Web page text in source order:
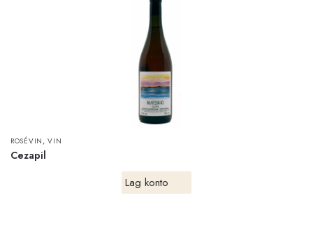
ROSÉVIN ,VIN
Cezapil
Lag konto